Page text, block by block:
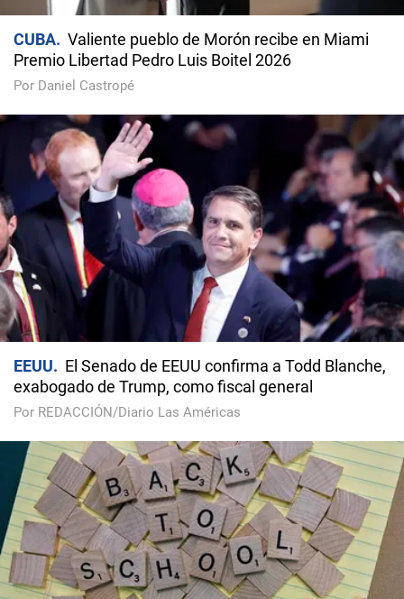
CUBA
Valiente pueblo de Morón recibe en Miami
Premio Libertad Pedro Luis Boitel 2026
Por Daniel Castropé
EEUU
El Senado de EEUU confirma a Todd Blanche,
exabogado de Trump, como fiscal general
Por REDACCIÓN/Diario Las Américas